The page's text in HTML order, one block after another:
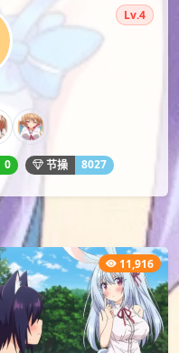
Lv.4
0 节操 8027
11,916